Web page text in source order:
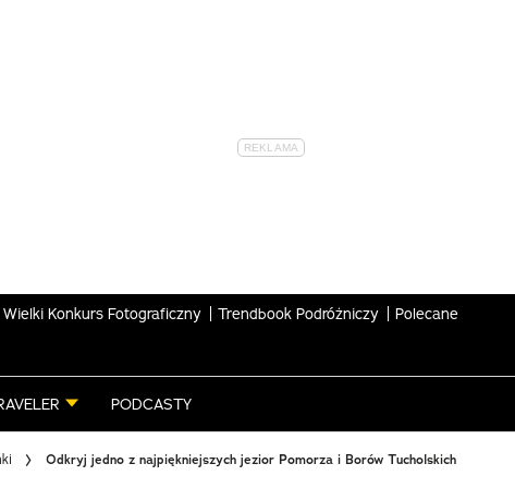
Wielki Konkurs Fotograficzny Trendbook Podróżniczy Polecane
PODCASTY
Odkryj jedno z najpiękniejszych jezior Pomorza i Borów Tucholskich